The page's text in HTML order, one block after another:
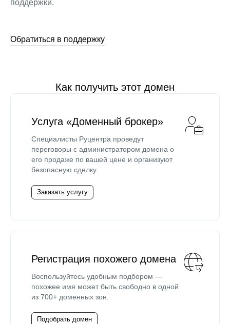
поддержки.
Обратиться в поддержку
Как получить этот домен
Услуга «Доменный брокер»
Специалисты Руцентра проведут
переговоры с администратором домена о
его продаже по вашей цене и организуют
безопасную сделку.
Заказать услугу
Регистрация похожего домена
Воспользуйтесь удобным подбором —
похожее имя может быть свободно в одной
из 700+ доменных зон.
Подобрать домен